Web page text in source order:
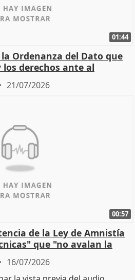
01:44
Ordenanza del Dato que
derechos ante al
21/07/2026
00:57
de la Ley de Amnistía
que "no avalan la
16/07/2026